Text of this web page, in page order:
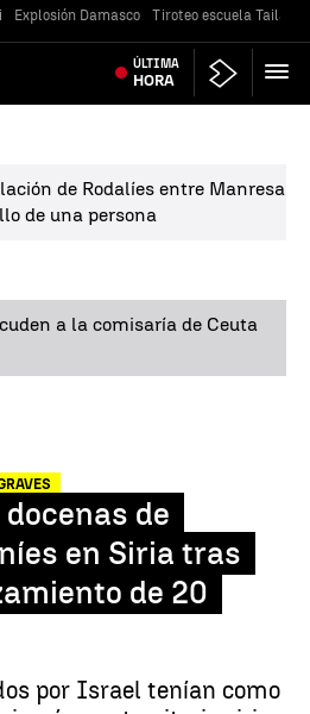
Explosión Damasco Tiroteo escuela
ÚLTIMA
HORA
de Rodalíes entre Manresa
de una persona
a la comisaría de Ceuta
de
en Siria tras
de 20
por Israel tenían como